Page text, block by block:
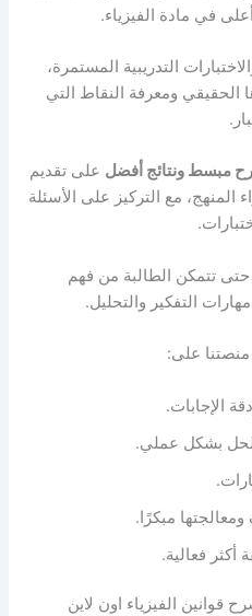
في مادة الفيزياء.
التدريبية المستمرة،
الحقيقي ومعرفة النقاط التي
مبسط ونتائج أفضل على تقديم
مع التركيز على الأسئلة
حتى تتمكن الطالبة من فهم
التفكير والتحليل.
منصتنا على:
الإجابات.
بشكل عملي.
مبكرًا.
أكثر فعالية.
قوانين الفيزياء اون لاين